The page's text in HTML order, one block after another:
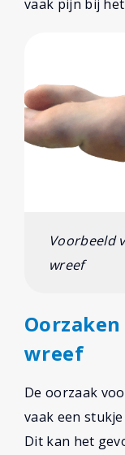
vaak pijn bij
Voorbeeld
wreef
wreef
De oorzaak
vaak een
Dit kan het